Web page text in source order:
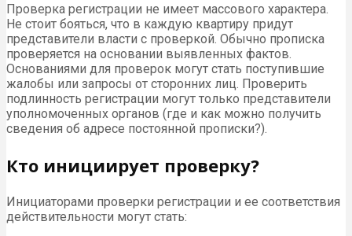
Проверка регистрации не имеет массового характера.
Не стоит бояться, что в каждую квартиру придут
представители власти с проверкой. Обычно прописка
проверяется на основании выявленных фактов.
Основаниями для проверок могут стать поступившие
жалобы или запросы от сторонних лиц. Проверить
подлинность регистрации могут только представители
уполномоченных органов (где и как можно получить
сведения об адресе постоянной прописки?).
Кто инициирует проверку?
Инициаторами проверки регистрации и ее соответствия
действительности могут стать: